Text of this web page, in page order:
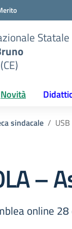
Statale
Novità
sindacale
–
online